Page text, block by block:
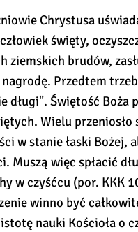
Chrystusa
święty,
ziemskich brudów,
Przedtem
długi". Świętość Boża
Wielu przeniosło
w stanie łaski Bożej,
Muszą więc spłacić
w czyśćcu (por. KKK
winno być
nauki Kościoła o